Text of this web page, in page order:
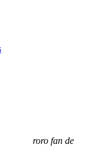
roro fan de